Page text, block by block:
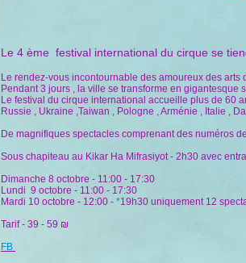
Le 4 ème festival international du cirque se
Le rendez-vous incontournable des amoureux des arts
Pendant 3 jours , la ville se transforme en gigantesque
Le festival du cirque international accueille plus de 60
Russie , Ukraine ,Taiwan , Pologne , Arménie , Italie ,
De magnifiques spectacles comprenant des numéros
Sous chapiteau au Kikar Ha Mifrasiyot - 2h30 avec
Dimanche 8 octobre - 11:00 - 17:30
Lundi 9 octobre - 11:00 - 17:30
Mardi 10 octobre - 12:00 - *19h30 uniquement 12
Tarif - 39 - 59 ₪
FB